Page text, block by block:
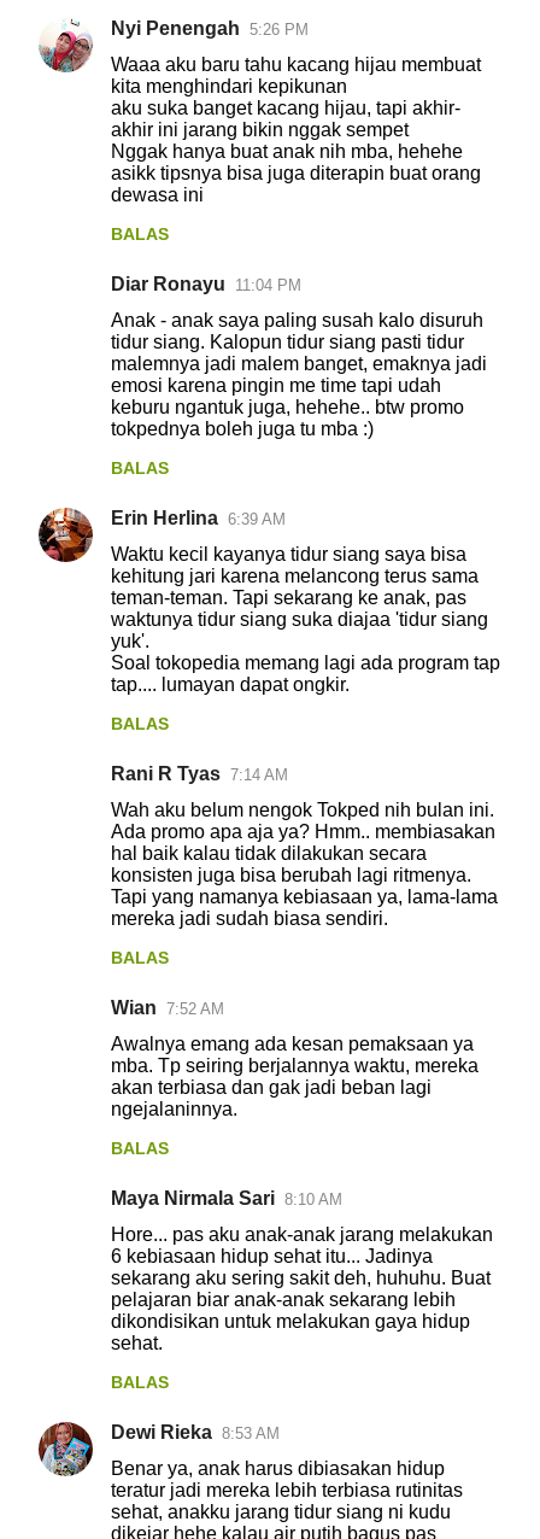
Nyi Penengah 5:26 PM
Waaa aku baru tahu kacang hijau membuat
kita menghindari kepikunan
aku suka banget kacang hijau, tapi akhir-
akhir ini jarang bikin nggak sempet
Nggak hanya buat anak nih mba, hehehe
asikk tipsnya bisa juga diterapin buat orang
dewasa ini
BALAS
Diar Ronayu 11:04 PM
Anak - anak saya paling susah kalo disuruh
tidur siang. Kalopun tidur siang pasti tidur
malemnya jadi malem banget, emaknya jadi
emosi karena pingin me time tapi udah
keburu ngantuk juga, hehehe.. btw promo
tokpednya boleh juga tu mba :)
BALAS
Erin Herlina 6:39 AM
Waktu kecil kayanya tidur siang saya bisa
kehitung jari karena melancong terus sama
teman-teman. Tapi sekarang ke anak, pas
waktunya tidur siang suka diajaa 'tidur siang
yuk'.
Soal tokopedia memang lagi ada program tap
tap.... lumayan dapat ongkir.
BALAS
Rani R Tyas 7:14 AM
Wah aku belum nengok Tokped nih bulan ini.
Ada promo apa aja ya? Hmm.. membiasakan
hal baik kalau tidak dilakukan secara
konsisten juga bisa berubah lagi ritmenya.
Tapi yang namanya kebiasaan ya, lama-lama
mereka jadi sudah biasa sendiri.
BALAS
Wian 7:52 AM
Awalnya emang ada kesan pemaksaan ya
mba. Tp seiring berjalannya waktu, mereka
akan terbiasa dan gak jadi beban lagi
ngejalaninnya.
BALAS
Maya Nirmala Sari 8:10 AM
Hore... pas aku anak-anak jarang melakukan
6 kebiasaan hidup sehat itu... Jadinya
sekarang aku sering sakit deh, huhuhu. Buat
pelajaran biar anak-anak sekarang lebih
dikondisikan untuk melakukan gaya hidup
sehat.
BALAS
Dewi Rieka 8:53 AM
Benar ya, anak harus dibiasakan hidup
teratur jadi mereka lebih terbiasa rutinitas
sehat, anakku jarang tidur siang ni kudu
dikejar hehe kalau air putih bagus pas